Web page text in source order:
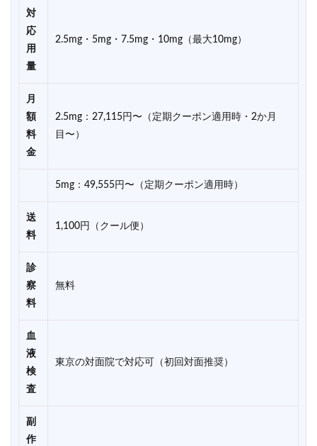
対
応
用
量
2.5mg・5mg・7.5mg・10mg（最大10mg）
月
額
料
金
2.5mg：27,115円〜（定期クーポン適用時・2か月
目〜）
5mg：49,555円〜（定期クーポン適用時）
送
料
1,100円（クール便）
診
察
料
無料
血
液
検
査
東京の対面院で対応可（初回対面推奨）
副
作